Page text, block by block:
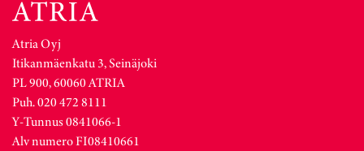
Atria Oyj
Itikanmäenkatu 3, Seinäjoki
PL 900, 60060 ATRIA
Puh. 020 472 8111
Y-Tunnus 0841066-1
Alv numero FI08410661